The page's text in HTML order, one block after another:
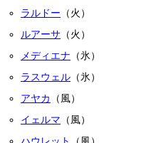
ラルドー （火）
ルアーサ （火）
メディエナ （氷）
ラスウェル （氷）
アヤカ
（風）
イェルマ （風）